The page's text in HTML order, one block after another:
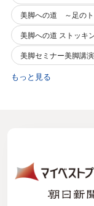
美脚への道 ～足のト
美脚への道 ストッキ
美脚セミナー美脚講
もっと見る